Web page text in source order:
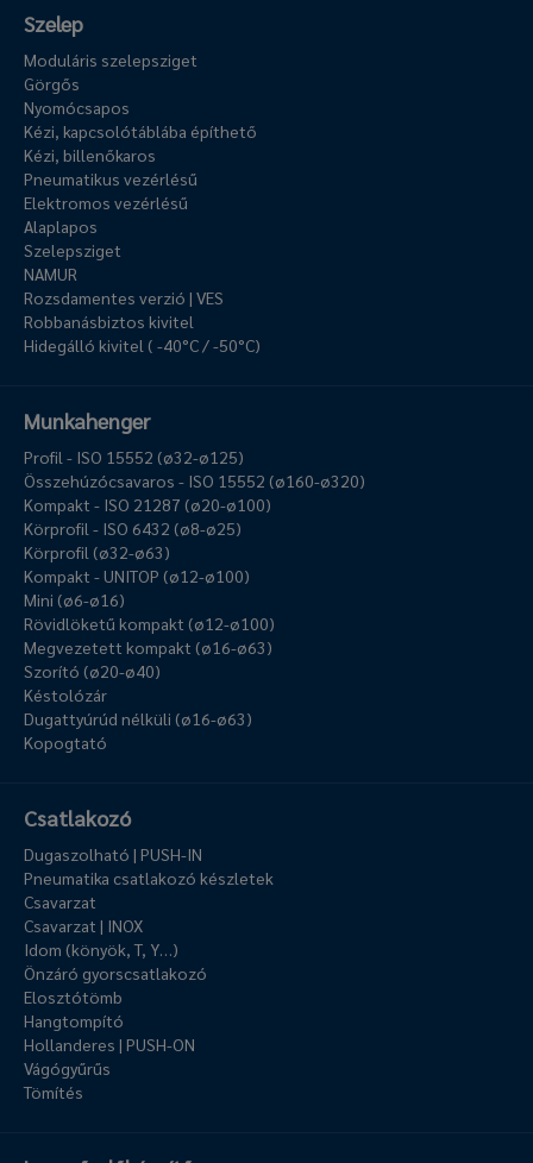
Szelep
Moduláris szelepsziget
Görgős
Nyomócsapos
Kézi, kapcsolótáblába építhető
Kézi, billenőkaros
Pneumatikus vezérlésű
Elektromos vezérlésű
Alaplapos
Szelepsziget
NAMUR
Rozsdamentes verzió | VES
Robbanásbiztos kivitel
Hidegálló kivitel ( -40°C / -50°C)
Munkahenger
Profil - ISO 15552 (ø32-ø125)
Összehúzócsavaros - ISO 15552 (ø160-ø320)
Kompakt - ISO 21287 (ø20-ø100)
Körprofil - ISO 6432 (ø8-ø25)
Körprofil (ø32-ø63)
Kompakt - UNITOP (ø12-ø100)
Mini (ø6-ø16)
Rövidlöketű kompakt (ø12-ø100)
Megvezetett kompakt (ø16-ø63)
Szorító (ø20-ø40)
Késtolózár
Dugattyúrúd nélküli (ø16-ø63)
Kopogtató
Csatlakozó
Dugaszolható | PUSH-IN
Pneumatika csatlakozó készletek
Csavarzat
Csavarzat | INOX
Idom (könyök, T, Y…)
Önzáró gyorscsatlakozó
Elosztótömb
Hangtompító
Hollanderes | PUSH-ON
Vágógyűrűs
Tömítés